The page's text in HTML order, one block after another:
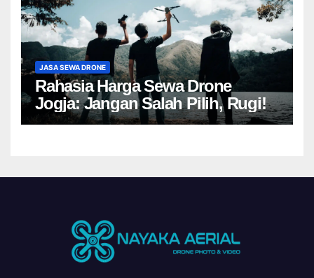
JASA SEWA DRONE
Rahasia Harga Sewa Drone
Jogja: Jangan Salah Pilih, Rugi!